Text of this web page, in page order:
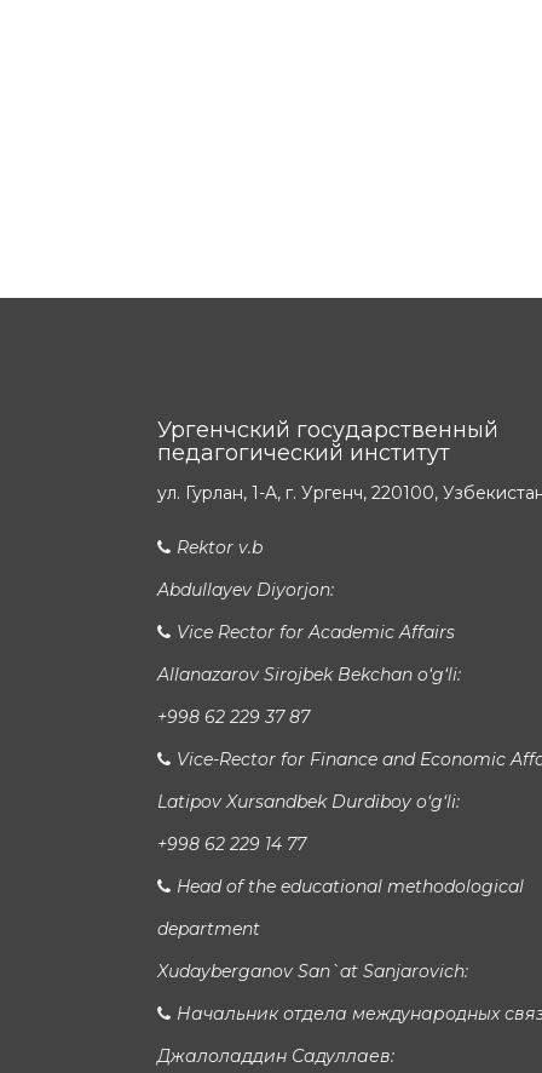
Ургенчский государственный
педагогический институт
ул. Гурлан, 1-A, г. Ургенч, 220100,
Rektor v.b
Abdullayev Diyorjon:
Vice Rector for Academic Affairs
Allanazarov Sirojbek Bekchan o‘g‘li:
+998 62 229 37 87
Vice-Rector for Finance and Economic
Latipov Xursandbek Durdiboy o‘g‘li:
+998 62 229 14 77
Head of the educational methodological
department
Xudayberganov San`at Sanjarovich:
Начальник отдела международных
Джалоладдин Садуллаев: